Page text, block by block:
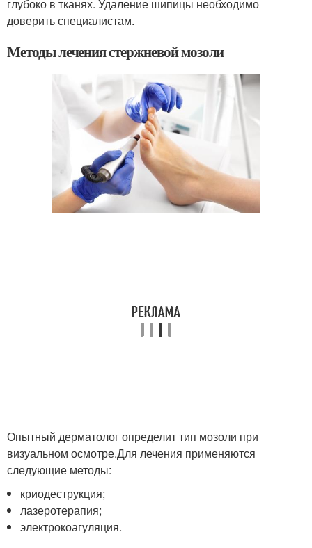
глубоко в тканях. Удаление шипицы необходимо
доверить специалистам.
Методы лечения стержневой мозоли
Опытный дерматолог определит тип мозоли при
визуальном осмотре.Для лечения применяются
следующие методы:
криодеструкция;
лазеротерапия;
электрокоагуляция.